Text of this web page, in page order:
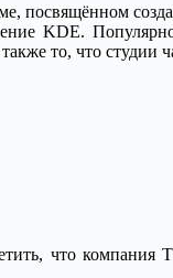
посвящённом
KDE.
то, что студии
что компания